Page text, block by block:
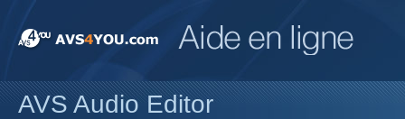
AVS Audio Editor